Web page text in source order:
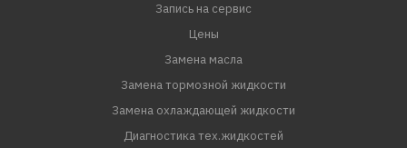
Запись на сервис
Цены
Замена масла
Замена тормозной жидкости
Замена охлаждающей жидкости
Диагностика тех.жидкостей